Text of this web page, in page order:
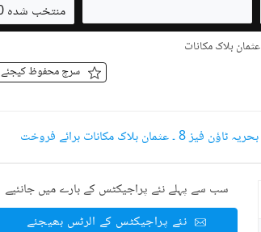
منتخب شدہ 0
سرچ محفوظ کیجئے
بحریہ ٹاؤن فیز 8 ۔ عثمان بلاک مکانات برائے فروخت
سب سے پہلے نئے پراجیکٹس کے بارے میں جانئیے
نئے پراجیکٹس کے الرٹس بھیجئے